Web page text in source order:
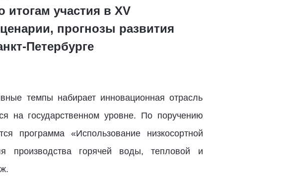
участия в XV
прогнозы развития
Петербурге
темпы набирает инновационная отрасль
на государственном уровне. По поручению
программа «Использование низкосортной
производства горячей воды, тепловой и